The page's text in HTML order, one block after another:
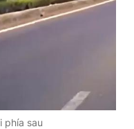
phía sau